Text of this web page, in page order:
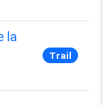
la
Trail